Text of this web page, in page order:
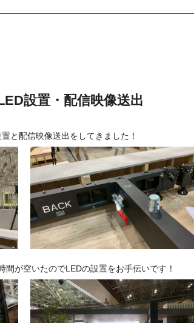
設置・配信映像送出
と配信映像送出をしてきました！
が空いたのでLEDの設置をお手伝いです！